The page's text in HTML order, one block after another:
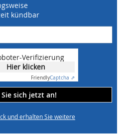
kündbar
Verifizierung
Hier klicken
FriendlyCaptcha ⇗
sich jetzt an!
und erhalten Sie weitere